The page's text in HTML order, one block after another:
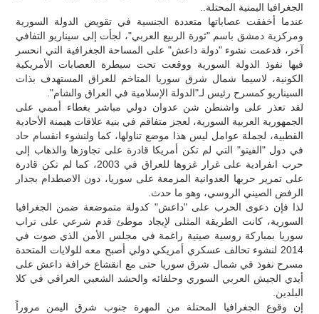
الجغرافيا اليمنية المحتلة..
عندما أخفقت عصاباتها متعددة الجنسية في تقويض الدولة السورية
ومركزية دمشق باسم "ثورة الربيع العربي"، لجأت إلى سيناريو التفافي
آخر، فدعمت نشوء "دولة داعش" على المساحة الجغرافية التي انحسر
فيها نفوذ الدولة السورية ووقعت تحت سيطرة العصابات الأمريكية
الكونية، لاسيما شمال شرق سوريا المتاخم للعراق المستهدف بذات
السيناريو كمسرح رئيس لـ"الدولة الإسلامية في العراق والشام".
لقد تعذر على واشنطن شن عدوان دولي مباشر بغطاء أممي على
الجمهورية العربية السورية، لعجز متفاقم في بنية علاقات هيمنة الأحادية
القطبية، لجملة عوامل ليس هذا موضع تناولها، كما ولنشوء انقسام حاد
في دول "الفيتو" التي لم تكن أمريكا قادرة على تجاوزها والذهاب إلى
حرب انفرادية على غرار غزوها للعراق في 2003، كما لم تكن قادرة
على تمرير حربها العدوانية المزمعة على سوريا، دون الاصطدام بجدار
الرفض الصيني الروسي، وهو ما حدث.
لذا فإن دعوى الحرب على "داعش" كدولة متموضعة ضمن الجغرافيا
السورية، كانت الطريقة المثلى لإيجاد موطئ قدم شرعي على تراب
سوريا بمباركة روسية صينية راغمة في مجلس الأمن الذي صوت في
2014 لنشوء تحالف عسكري أمريكي دولي أصبح معه للولايات المتحدة
مسرح نفوذ في شمال شرق سوريا حتى مع انقشاع خرافة داعش على
أيدي الجيش العربي السوري وحلفائه والحشد الشعبي العراقي في كلا
البلدين.
إن وقوع الجغرافيا المحتلة من المهرة جنوب شرق اليمن مروراً